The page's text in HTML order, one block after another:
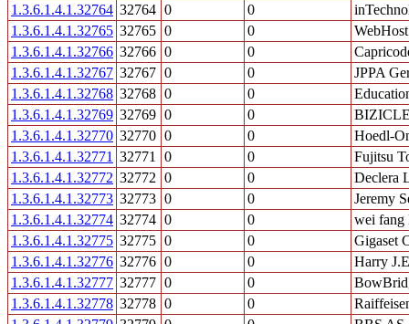
1.3.6.1.4.1.32764 32764 0 0
1.3.6.1.4.1.32765 32765 0 0
1.3.6.1.4.1.32766 32766 0 0
1.3.6.1.4.1.32767 32767 0 0
JPPA
1.3.6.1.4.1.32768 32768 0 0
1.3.6.1.4.1.32769 32769 0 0
1.3.6.1.4.1.32770 32770 0 0
Hoedl-
1.3.6.1.4.1.32771 32771 0 0
Fujitsu
1.3.6.1.4.1.32772 32772 0 0
Declera
1.3.6.1.4.1.32773 32773 0 0
Jeremy
1.3.6.1.4.1.32774 32774 0 0
wei fang
1.3.6.1.4.1.32775 32775 0 0
Gigaset
1.3.6.1.4.1.32776 32776 0 0
Harry
1.3.6.1.4.1.32777 32777 0 0
1.3.6.1.4.1.32778 32778 0 0